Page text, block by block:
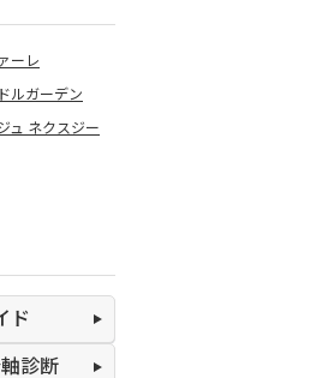
ーレ
ルガーデン
ュ ネクスジー
ド
診断